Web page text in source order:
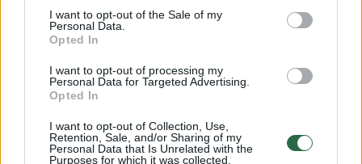
I want to opt-out of the Sale of my
Personal Data.
Opted In
I want to opt-out of processing my
Personal Data for Targeted Advertising.
Opted In
I want to opt-out of Collection, Use,
Retention, Sale, and/or Sharing of my
Personal Data that Is Unrelated with the
Purposes for which it was collected.
nekartojant ir dedant pastangas įmanoma
viskas. Tačiau netoleruoju nepagarbos,
gerumu.